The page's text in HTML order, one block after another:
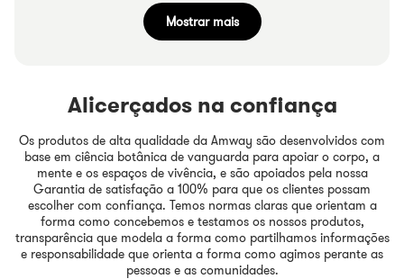
Mostrar mais
Alicerçados na confiança
Os produtos de alta qualidade da Amway são desenvolvidos com
base em ciência botânica de vanguarda para apoiar o corpo, a
mente e os espaços de vivência, e são apoiados pela nossa
Garantia de satisfação a 100% para que os clientes possam
escolher com confiança. Temos normas claras que orientam a
forma como concebemos e testamos os nossos produtos,
transparência que modela a forma como partilhamos informações
e responsabilidade que orienta a forma como agimos perante as
pessoas e as comunidades.